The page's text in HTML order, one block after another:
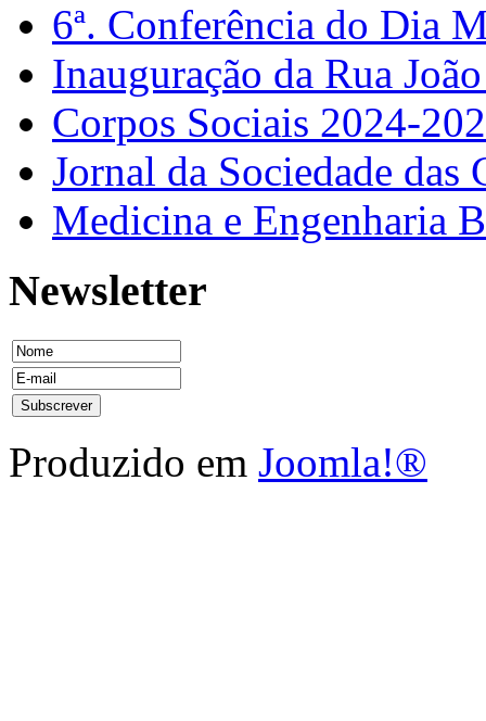
6ª. Conferência do Dia
Inauguração da Rua
Corpos Sociais 2024-
Jornal da Sociedade
Medicina e Engenharia
Newsletter
Produzido em Joomla!®